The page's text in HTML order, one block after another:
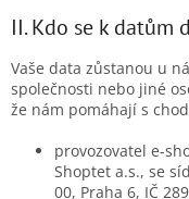
II. Kdo se k datům
Vaše data zůstanou u
společnosti nebo jiné
že nám pomáhají s
provozovatel e-
Shoptet a.s., se
00, Praha 6, IČ